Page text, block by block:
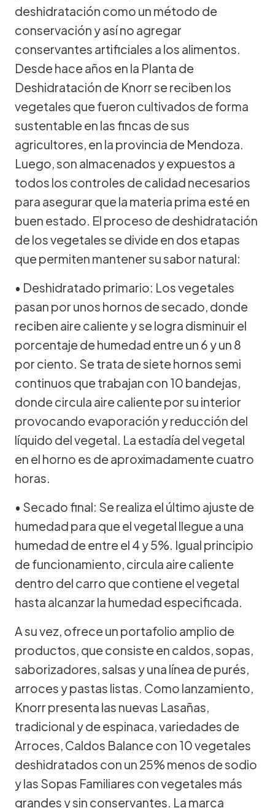
deshidratación como un método de
conservación y así no agregar
conservantes artificiales a los alimentos.
Desde hace años en la Planta de
Deshidratación de Knorr se reciben los
vegetales que fueron cultivados de forma
sustentable en las fincas de sus
agricultores, en la provincia de Mendoza.
Luego, son almacenados y expuestos a
todos los controles de calidad necesarios
para asegurar que la materia prima esté en
buen estado. El proceso de deshidratación
de los vegetales se divide en dos etapas
que permiten mantener su sabor natural:
• Deshidratado primario: Los vegetales
pasan por unos hornos de secado, donde
reciben aire caliente y se logra disminuir el
porcentaje de humedad entre un 6 y un 8
por ciento. Se trata de siete hornos semi
continuos que trabajan con 10 bandejas,
donde circula aire caliente por su interior
provocando evaporación y reducción del
líquido del vegetal. La estadía del vegetal
en el horno es de aproximadamente cuatro
horas.
• Secado final: Se realiza el último ajuste de
humedad para que el vegetal llegue a una
humedad de entre el 4 y 5%. Igual principio
de funcionamiento, circula aire caliente
dentro del carro que contiene el vegetal
hasta alcanzar la humedad especificada.
A su vez, ofrece un portafolio amplio de
productos, que consiste en caldos, sopas,
saborizadores, salsas y una línea de purés,
arroces y pastas listas. Como lanzamiento,
Knorr presenta las nuevas Lasañas,
tradicional y de espinaca, variedades de
Arroces, Caldos Balance con 10 vegetales
deshidratados con un 25% menos de sodio
y las Sopas Familiares con vegetales más
grandes y sin conservantes. La marca